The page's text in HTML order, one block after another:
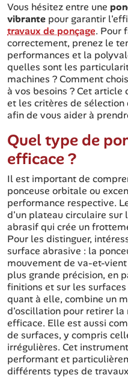
Vous hésitez entre une
vibrante pour garantir
travaux de ponçage. Pour
correctement, prenez le
performances et la
quelles sont les
machines ? Comment
à vos besoins ? Cet
et les critères de
afin de vous aider à
Quel type de
efficace ?
Il est important de
ponceuse orbitale ou
performance respective.
d'un plateau circulaire sur
abrasif qui crée un
Pour les distinguer,
surface abrasive : la
mouvement de va-et-
plus grande précision, en
finitions et sur les
quant à elle, combine un
d'oscillation pour retirer la
efficace. Elle est aussi
de surfaces, y compris
irrégulières. Cet
performant et
différents types de